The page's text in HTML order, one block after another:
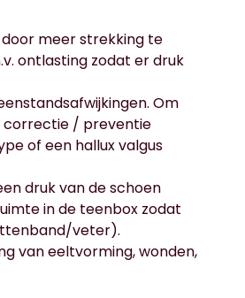
meer strekking te
ontlasting zodat er druk
Om
correctie / preventie
of een hallux valgus
druk van de schoen
in de teenbox zodat
veter).
van eeltvorming, wonden,